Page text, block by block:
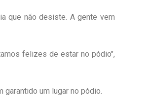
que não desiste. A gente vem
felizes de estar no pódio",
garantido um lugar no pódio.